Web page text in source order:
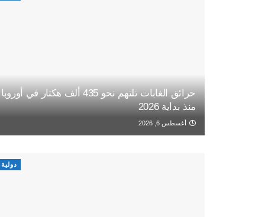
حرائق الغابات تلتهم نحو 435 ألف هكتار في أوروبا
منذ بداية 2026
أغسطس 6, 2026
دولية